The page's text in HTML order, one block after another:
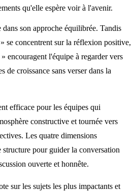
qu'elle espère voir à l'avenir.
son approche équilibrée. Tandis
se concentrent sur la réflexion positive,
encouragent l'équipe à regarder vers
de croissance sans verser dans la
efficace pour les équipes qui
constructive et tournée vers
Les quatre dimensions
pour guider la conversation
ouverte et honnête.
sur les sujets les plus impactants et